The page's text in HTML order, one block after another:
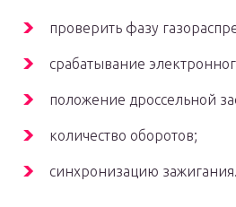
проверить фазу
срабатывание
положение дроссельной
количество оборотов;
синхронизацию зажигания.